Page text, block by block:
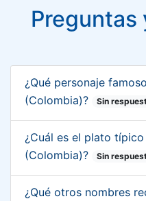
Preguntas
¿Qué personaje
(Colombia)?
Sin
¿Cuál es el plato
(Colombia)?
Sin
¿Qué otros nombres